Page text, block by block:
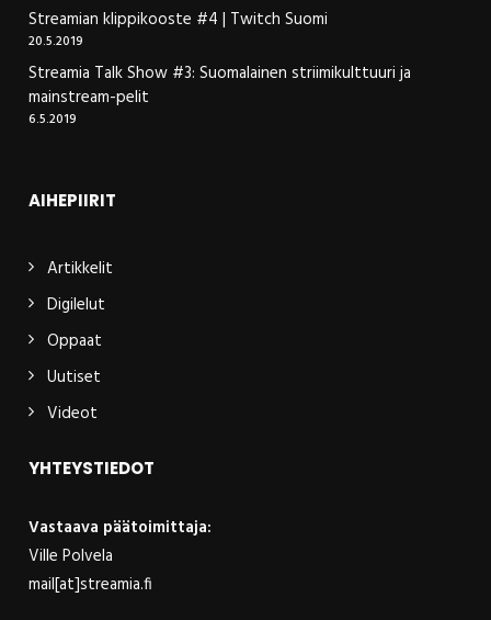
Streamian klippikooste #4 | Twitch Suomi
20.5.2019
Streamia Talk Show #3: Suomalainen striimikulttuuri ja
mainstream-pelit
6.5.2019
AIHEPIIRIT
Artikkelit
Digilelut
Oppaat
Uutiset
Videot
YHTEYSTIEDOT
Vastaava päätoimittaja:
Ville Polvela
mail[at]streamia.fi